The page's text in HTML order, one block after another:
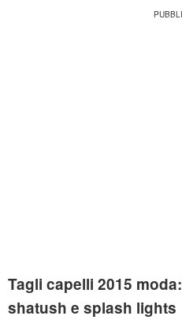
Tagli capelli 2015
shatush e splash lights